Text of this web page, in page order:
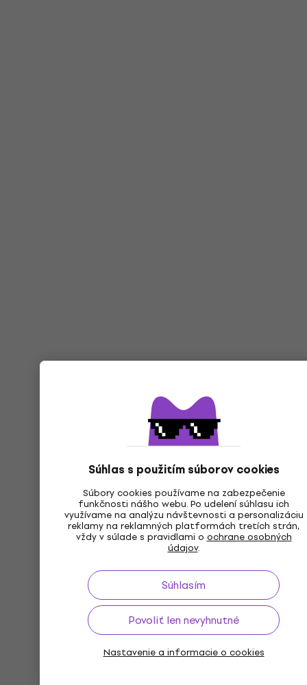
Súhlas s použitím súborov cookies
Súbory cookies používame na zabezpečenie
funkčnosti nášho webu. Po udelení súhlasu ich
využívame na analýzu návštevnosti a personalizáciu
reklamy na reklamných platformách tretích strán,
vždy v súlade s pravidlami o ochrane osobných
údajov.
Súhlasím
Povoliť len nevyhnutné
Nastavenie a informacie o cookies